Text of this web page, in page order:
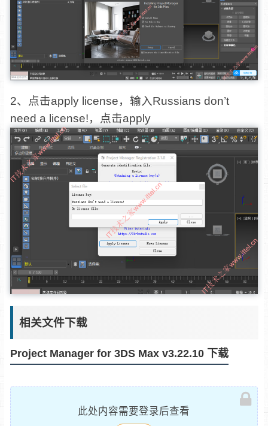
2、点击apply license，输入Russians don’t
need a license!，点击apply
相关文件下载
Project Manager for 3DS Max v3.22.10 下载
此处内容需要登录后查看